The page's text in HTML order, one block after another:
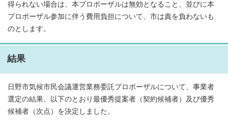
得られない場合は、本プロポーザルは無効となること、並びに本
プロポーザル参加に伴う費用負担について、市は責を負わないも
のとします。
結果
日野市気候市民会議運営業務委託プロポーザルについて、事業者
選定の結果、以下のとおり最優秀提案者（契約候補者）及び優秀
候補者（次点）を決定しました。